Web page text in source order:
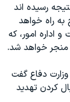
رسیده اند
راه خواهد
اداره امور، که
منجر خواهد شد.
دفاع گفت
کردن تهدید